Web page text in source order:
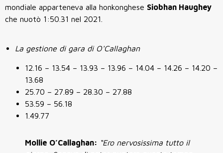
mondiale apparteneva alla honkonghese Siobhan Haughey
che nuotò 1:50.31 nel 2021.
La gestione di gara di O'Callaghan
12.16 – 13.54 – 13.93 – 13.96 – 14.04 – 14.26 – 14.20 –
13.68
25.70 – 27.89 – 28.30 – 27.88
53.59 – 56.18
1.49.77
Mollie O’Callaghan: “Ero nervosissima tutto il